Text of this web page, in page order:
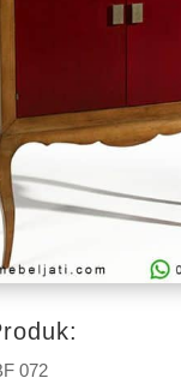
072